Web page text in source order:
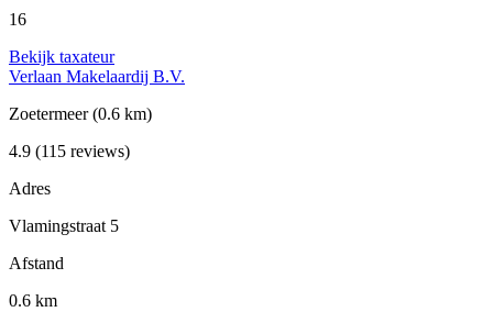
16
Bekijk taxateur
Verlaan Makelaardij B.V.
Zoetermeer(0.6 km)
4.9 (115 reviews)
Adres
Vlamingstraat 5
Afstand
0.6 km